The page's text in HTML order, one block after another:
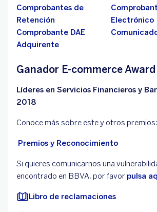
Comprobantes de
Retención
Electrónico
Comprobante DAE
Adquirente
Ganador E-commerce Award
Líderes en Servicios Financieros y
2018
Conoce más sobre este y otros premios:
Premios y Reconocimiento
Si quieres comunicarnos una
encontrado en BBVA, por favor pulsa
Libro de reclamaciones